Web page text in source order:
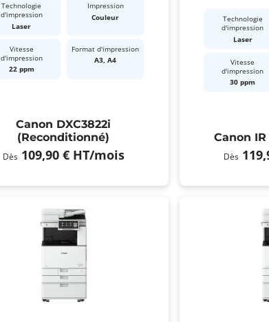
Technologie
d'impression
Laser
Impression
Couleur
Vitesse
d'impression
22 ppm
Format d'impression
A3, A4
Canon DXC3822i
(Reconditionné)
Dès 109,90 € HT/mois
Technologie
d'impression
Laser
Vitesse
d'impression
30 ppm
Canon IR
Dès